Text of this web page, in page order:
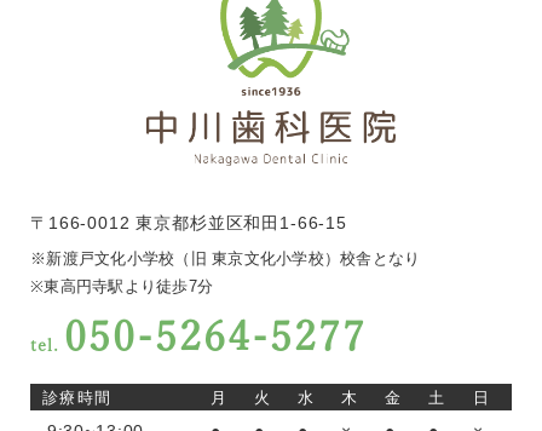
〒166-0012 東京都杉並区和田1-66-15
※新渡戸文化小学校（旧 東京文化小学校）校舎となり
※東高円寺駅より徒歩7分
tel. 050-5264-5277
診療時間 月 火 水 木 金 土 日